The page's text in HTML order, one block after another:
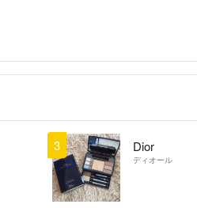
3 Dior
ディオール